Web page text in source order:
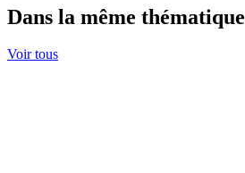
Dans la même thématique
Voir tous